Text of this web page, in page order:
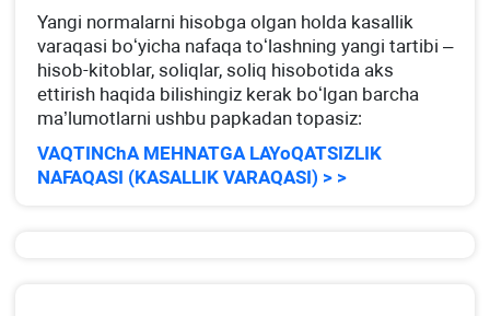
Yangi normalarni hisobga olgan holda kasallik
varaqasi boʻyicha nafaqa toʻlashning yangi tartibi –
hisob-kitoblar, soliqlar, soliq hisobotida aks
ettirish haqida bilishingiz kerak boʻlgan barcha
ma’lumotlarni ushbu papkadan topasiz:
VAQTINChA MEHNATGA LAYoQATSIZLIK
NAFAQASI (KASALLIK VARAQASI) > >